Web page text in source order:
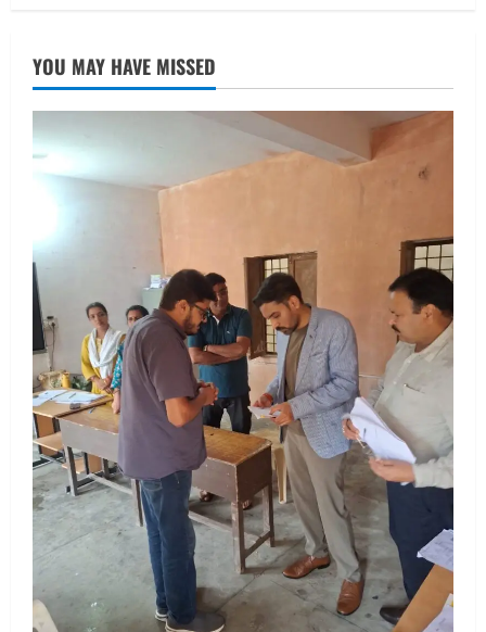
2
तीलू रौतेली पुरस्कार के लिए 13 वीरांगनाओं का
चयन : रेखा आर्या
UTTARAKHAND NEWS
मिस उत्तराखंड 2026 के सब-कॉन्टेस्ट ‘मिस
August 5, 2026
UTTARAKHAND NEWS
एमआईटी वर्ल्ड पीस यूनिवर्सिटी और जर्मनी के
बीएसबीआई के बीच समझौता; भारतीय छात्रों
को मिलेंगे वैश्विक अवसर
August 5, 2026
STATES NEWS
महाराज की राजस्थान के मुख्यमंत्री से
शिष्टाचार भेंट पर्यटन और सांस्कृतिक
गतिविधियों के विस्तार पर हुई चर्चा
August 4, 2026
YOU MAY HAVE MISSED